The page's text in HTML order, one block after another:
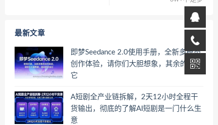
最新文章
即梦Seedance 2.0使用手册，全新多模态
创作体验，请你们大胆想象，其余的交给
它
A短剧全产业链拆解，2天12小时全程干
货输出，彻底的了解AI短剧是一门什么生
意